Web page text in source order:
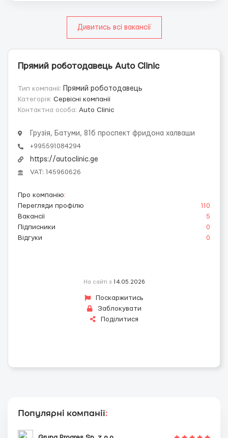
Дивитись всі вакансії
Прямий роботодавець Auto Clinic
Тип компанії:
Прямий роботодавець
Категорія: Сервісні компанії
Контактна особа: Auto Clinic
Грузія, Батуми, 81б проспект фридона халваши
+995591084294
https://autoclinic.ge
VAT: 145960626
Про компанію:
Перегляди профілю
110
Вакансії
5
Підписники
0
Відгуки
0
На сайті з 14.05.2026
Поскаржитись
Заблокувати
Поділитися
Популярні компанії: